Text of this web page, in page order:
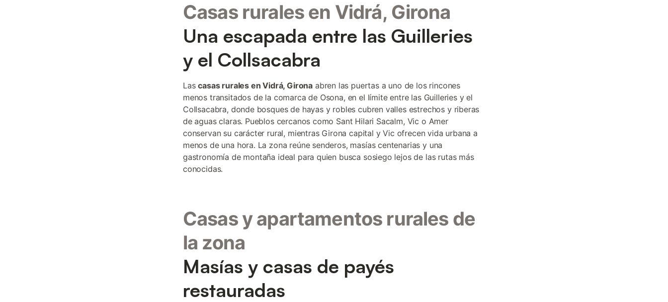
Casas rurales en Vidrá, Girona
Una escapada entre las Guilleries
y el Collsacabra
Lascasas rurales en Vidrá, Girona abren las puertas a uno de los rincones
menos transitados de la comarca de Osona, en el límite entre las Guilleries y el
Collsacabra, donde bosques de hayas y robles cubren valles estrechos y riberas
de aguas claras. Pueblos cercanos como Sant Hilari Sacalm, Vic o Amer
conservan su carácter rural, mientras Girona capital y Vic ofrecen vida urbana a
menos de una hora. La zona reúne senderos, masías centenarias y una
gastronomía de montaña ideal para quien busca sosiego lejos de las rutas más
conocidas.
Casas y apartamentos rurales de
la zona
Masías y casas de payés
restauradas